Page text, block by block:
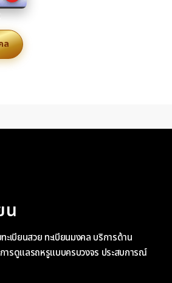
ล
น
เบียนสวย ทะเบียนมงคล บริการด้าน
ารดูแลรถหรูแบบครบวงจร ประสบการณ์